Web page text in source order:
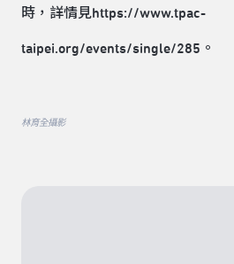
時，詳情見https://www.tpac-
taipei.org/events/single/285。
林育全攝影